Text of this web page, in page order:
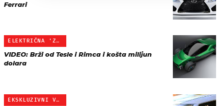
Ferrari
ELEKTRIČNA 'ZVIJER'
VIDEO: Brži od Tesle i Rimca i košta milijun
dolara
EKSKLUZIVNI VIDEO